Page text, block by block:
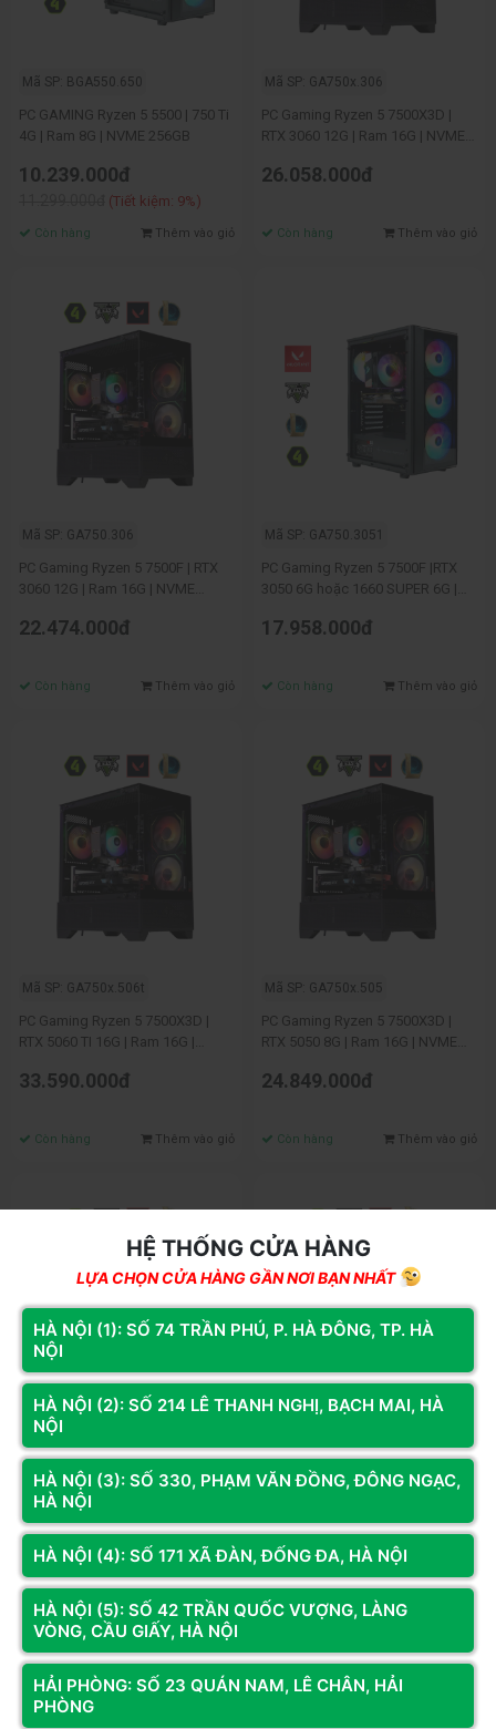
Mã SP: BGA550.650
PC GAMING Ryzen 5 5500 | 750 Ti
4G | Ram 8G | NVME 256GB
10.239.000đ
(Tiết kiệm: 9%)
Còn hàng Thêm vào giỏ
Mã SP: GA750x.306
PC Gaming Ryzen 5 7500X3D |
RTX 3060 12G | Ram 16G | NVME
26.058.000đ
Còn hàng Thêm vào giỏ
Mã SP: GA750.306
PC Gaming Ryzen 5 7500F | RTX
3060 12G | Ram 16G | NVME
22.474.000đ
Còn hàng Thêm vào giỏ
Mã SP: GA750.3051
PC Gaming Ryzen 5 7500F |RTX
3050 6G hoặc 1660 SUPER 6G |
17.958.000đ
Còn hàng Thêm vào giỏ
Mã SP: GA750x.506t
PC Gaming Ryzen 5 7500X3D |
RTX 5060 TI 16G | Ram 16G |
33.590.000đ
Còn hàng Thêm vào giỏ
Mã SP: GA750x.505
PC Gaming Ryzen 5 7500X3D |
RTX 5050 8G | Ram 16G | NVME
24.849.000đ
Còn hàng Thêm vào giỏ
Mã SP: GA750.506
PC Gaming Ryzen 5 7500F | RTX
5060 8G | Ram 16G | NVME 256GB
23.089.000đ
Còn hàng Thêm vào giỏ
PC Gaming Ryzen 5 7500F | RTX
5060 TI 16G | Ram 16G | NVME
30.030.000đ
Còn hàng Thêm vào giỏ
HỆ THỐNG CỬA HÀNG
LỰA CHỌN CỬA HÀNG GẦN NƠI BẠN NHẤT
HÀ NỘI (1): SỐ 74 TRẦN PHÚ, P. HÀ ĐÔNG, TP. HÀ
NỘI
HÀ NỘI (2): SỐ 214 LÊ THANH NGHỊ, BẠCH MAI, HÀ
NỘI
HÀ NỘI (3): SỐ 330, PHẠM VĂN ĐỒNG, ĐÔNG NGẠC,
HÀ NỘI
HÀ NỘI (4): SỐ 171 XÃ ĐÀN, ĐỐNG ĐA, HÀ NỘI
HÀ NỘI (5): SỐ 42 TRẦN QUỐC VƯỢNG, LÀNG
VÒNG, CẦU GIẤY, HÀ NỘI
HẢI PHÒNG: SỐ 23 QUÁN NAM, LÊ CHÂN, HẢI
PHÒNG